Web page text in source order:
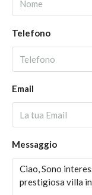
Telefono
Email
Messaggio